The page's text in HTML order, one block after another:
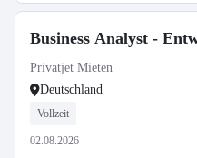
Business Analyst -
Privatjet Mieten
Deutschland
Vollzeit
02.08.2026